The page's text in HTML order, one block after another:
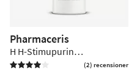
Pharmaceris
H H-Stimupurin
Hårväxtstimulerande
 (2) recensioner